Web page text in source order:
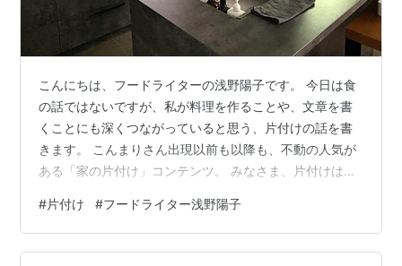
こんにちは、フードライターの浅野陽子です。 今日は食
の話ではないですが、私が料理を作ることや、文章を書
くことにも深くつながっていると思う、片付けの話を書
きます。 こんまりさん出現以前も以降も、不動の人気が
ある「家の片付け」コンテンツ。 みなさま、片付けは得
ち、ずっと片付けが苦手な子どもでした。 しかし、30歳
からある日突然、好きになりました。 （ただし、ミニマ
リストではありません。新しいモノを買うの、大好きで
#片付け #フードライター浅野陽子